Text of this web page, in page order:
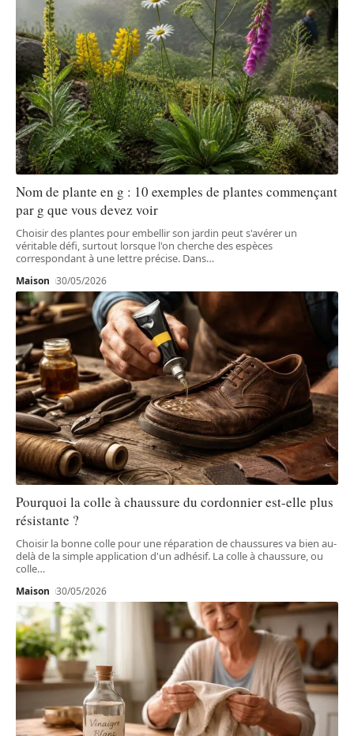
Nom de plante en g : 10 exemples de plantes commençant
par g que vous devez voir
Choisir des plantes pour embellir son jardin peut s'avérer un
véritable défi, surtout lorsque l'on cherche des espèces
correspondant à une lettre précise. Dans…
Maison 30/05/2026
Pourquoi la colle à chaussure du cordonnier est-elle plus
résistante ?
Choisir la bonne colle pour une réparation de chaussures va bien au-
delà de la simple application d'un adhésif. La colle à chaussure, ou
colle…
Maison 30/05/2026